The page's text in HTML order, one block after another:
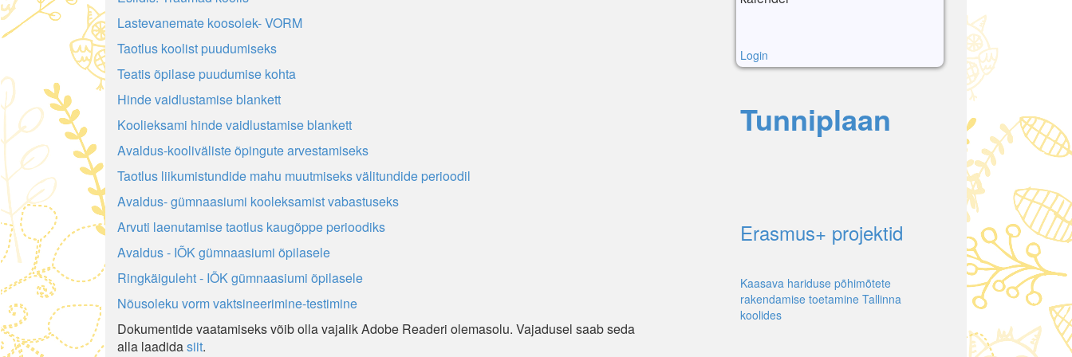
Lastevanemate koosolek- VORM
Taotlus koolist puudumiseks
Teatis õpilase puudumise kohta
Hinde vaidlustamise blankett
Koolieksami hinde vaidlustamise blankett
Avaldus-kooliväliste õpingute arvestamiseks
Taotlus liikumistundide mahu muutmiseks välitundide perioodil
Avaldus- gümnaasiumi kooleksamist vabastuseks
Arvuti laenutamise taotlus kaugõppe perioodiks
Avaldus - IÕK gümnaasiumi õpilasele
Ringkäiguleht - IÕK gümnaasiumi õpilasele
Nõusoleku vorm vaktsineerimine-testimine
Dokumentide vaatamiseks võib olla vajalik Adobe Readeri olemasolu. Vajadusel saab seda
alla laadidasiit.
Login
Tunniplaan
Erasmus+ projektid
Kaasava hariduse põhimõtete
rakendamise toetamine Tallinna
koolides